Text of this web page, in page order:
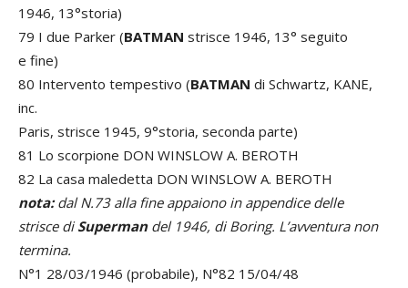
1946, 13°storia)
79 I due Parker (BATMAN strisce 1946, 13° seguito
e fine)
80 Intervento tempestivo (BATMAN di Schwartz, KANE,
inc.
Paris, strisce 1945, 9°storia, seconda parte)
81 Lo scorpione DON WINSLOW A. BEROTH
82 La casa maledetta DON WINSLOW A. BEROTH
nota:dal N.73 alla fine appaiono in appendice delle
strisce diSupermandel 1946, di Boring. L’avventura non
termina.
N°1 28/03/1946 (probabile), N°82 15/04/48